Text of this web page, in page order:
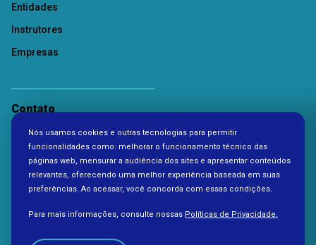
Entidades
Instrutores
Empresas
Contato
Nós usamos cookies e outras tecnologias para permitir
funcionalidades como: melhorar o funcionamento técnico das
páginas web, mensurar a audiência dos sites e apresentar conteúdos
relevantes, oferecendo uma melhor experiência baseada em suas
preferências. Ao acessar, você concorda com essas condições.
Para mais informações, consulte nossas Políticas de Privacidade.